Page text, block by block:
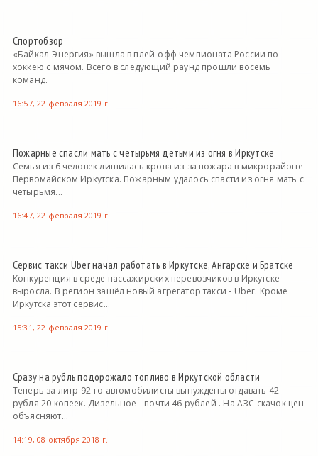
Спортобзор
«Байкал-Энергия» вышла в плей-офф чемпионата России по
хоккею с мячом. Всего в следующий раунд прошли восемь
команд.
16:57, 22 февраля 2019 г.
Пожарные спасли мать с четырьмя детьми из огня в Иркутске
Семья из 6 человек лишилась крова из-за пожара в микрорайоне
Первомайском Иркутска. Пожарным удалось спасти из огня мать с
четырьмя...
16:47, 22 февраля 2019 г.
Сервис такси Uber начал работать в Иркутске, Ангарске и Братске
Конкуренция в среде пассажирских перевозчиков в Иркутске
выросла. В регион зашёл новый агрегатор такси - Uber. Кроме
Иркутска этот сервис...
15:31, 22 февраля 2019 г.
Сразу на рубль подорожало топливо в Иркутской области
Теперь за литр 92-го автомобилисты вынуждены отдавать 42
рубля 20 копеек. Дизельное - почти 46 рублей . На АЗС скачок цен
объясняют...
14:19, 08 октября 2018 г.